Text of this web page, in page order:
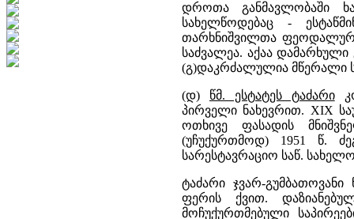
დროთა განმავლობაში
სახელწოდებაც -
თარხნიშვილთა ფეოდალურ
საძვალეა. აქაა დამარხული
(გ)დაკრძალულია მწერალი
(დ) წმ. ესტატეს ტაძარი
პირველი ნახევრით. XIX
ოთხივე ფასადის
(უჩუქურთმოდ) 1951 წ.
სარესტავრაციო საწ.
ტაძარი ჯვარ-
ფერის ქვით.
მოჩუქურთმებული